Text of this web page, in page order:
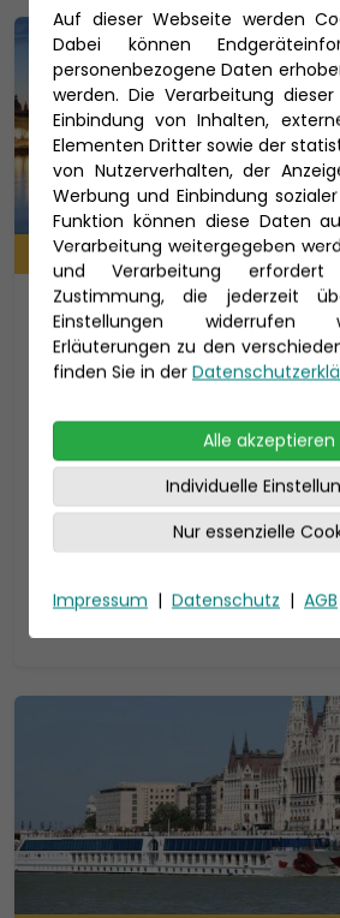
TARIF: Premium
Donau Metropolen
Wien
Flusskreuzfahrt auf der Donau
A-ROSA FLORA
Reisedauer: 6 Tage
14.03. - 29.03.2027
Auf dieser Webseite werden
Dabei können
personenbezogene Daten
werden. Die Verarbeitung
Einbindung von Inhalten,
Elementen Dritter sowie der
von Nutzerverhalten, der
Werbung und Einbindung
Funktion können diese Daten
Verarbeitung weitergegeben
und Verarbeitung erfordert
Zustimmung, die jederzeit
Einstellungen widerrufen
Erläuterungen zu den
finden Sie in der
Alle akzeptieren
Individuelle
Nur essenzielle
Impressum | Datenschutz | AGB